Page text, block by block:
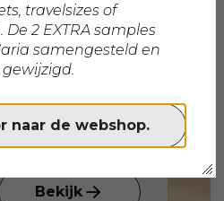
Bekijk
travelsizes of
2 EXTRA samples
samengesteld en
naar de webshop.